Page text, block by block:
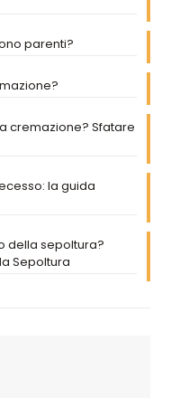
parenti?
cremazione? Sfatare
la guida
della sepoltura?
Sepoltura